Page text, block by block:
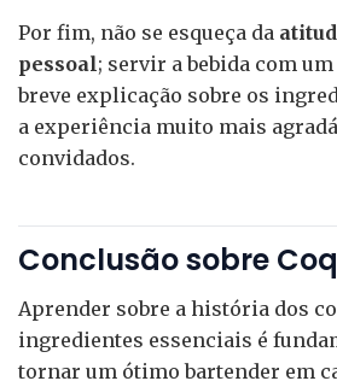
Por fim, não se esqueça da
pessoal; servir a bebida com
breve explicação sobre os
a experiência muito mais
convidados.
Conclusão sobre
Aprender sobre a história dos
ingredientes essenciais é
tornar um ótimo bartender em